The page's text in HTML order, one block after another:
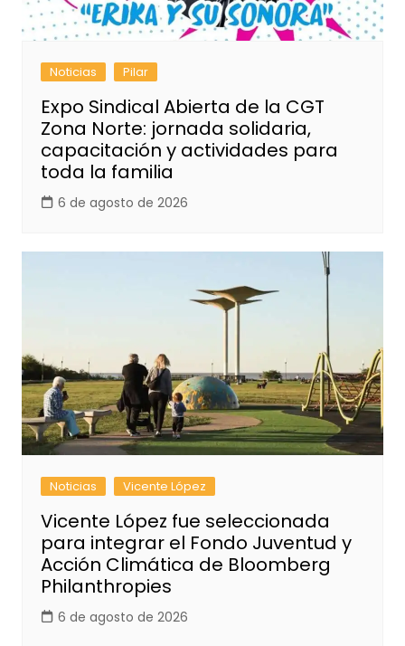
Noticias Pilar
Expo Sindical Abierta de la CGT
Zona Norte: jornada solidaria,
capacitación y actividades para
toda la familia
6 de agosto de 2026
Noticias Vicente López
Vicente López fue seleccionada
para integrar el Fondo Juventud y
Acción Climática de Bloomberg
Philanthropies
6 de agosto de 2026